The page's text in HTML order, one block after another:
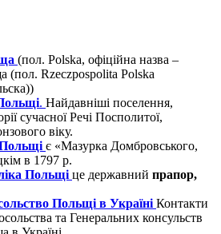
(пол. Polska, офіційна назва –
(пол. Rzeczpospolita Polska
. Найдавніші поселення,
сучасної Речі Посполитої,
віку.
є «Мазурка Домбровського,
в 1797 р.
Польщі це державний прапор,
Польщі в Україні Контакти
та Генеральних консульств